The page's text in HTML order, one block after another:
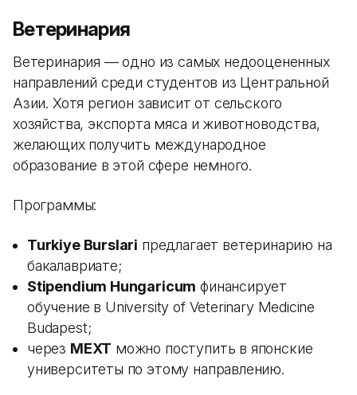
Ветеринария
Ветеринария — одно из самых недооцененных
направлений среди студентов из Центральной
Азии. Хотя регион зависит от сельского
хозяйства, экспорта мяса и животноводства,
желающих получить международное
образование в этой сфере немного.
Программы:
Turkiye Burslari предлагает ветеринарию на
бакалавриате;
Stipendium Hungaricum финансирует
обучение в University of Veterinary Medicine
Budapest;
через MEXT можно поступить в японские
университеты по этому направлению.